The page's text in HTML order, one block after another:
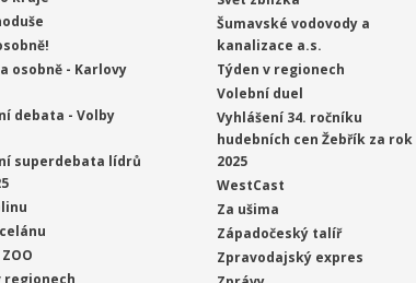
osobně - Karlovy
debata - Volby
superdebata lídrů
Šumavské vodovody a
kanalizace a.s.
Týden v regionech
Volební duel
Vyhlášení 34. ročníku
hudebních cen Žebřík za rok
2025
WestCast
Za ušima
Západočeský talíř
Zpravodajský expres